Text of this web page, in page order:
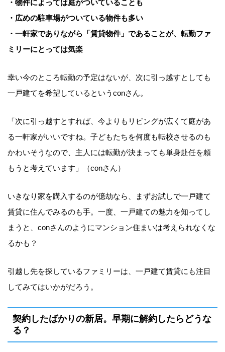
・物件によっては庭がついていることも
・広めの駐車場がついている物件も多い
・一軒家でありながら「賃貸物件」であることが、転勤ファ
ミリーにとっては気楽
幸い今のところ転勤の予定はないが、次に引っ越すとしても
一戸建てを希望しているというconさん。
「次に引っ越すとすれば、今よりもリビングが広くて庭があ
る一軒家がいいですね。子どもたちを何度も転校させるのも
かわいそうなので、主人には転勤が決まっても単身赴任を頼
もうと考えています」（conさん）
いきなり家を購入するのが億劫なら、まずお試しで一戸建て
賃貸に住んでみるのも手。一度、一戸建ての魅力を知ってし
まうと、conさんのようにマンション住まいは考えられなくな
るかも？
引越し先を探しているファミリーは、一戸建て賃貸にも注目
してみてはいかがだろう。
契約したばかりの新居。早期に解約したらどうな
る？